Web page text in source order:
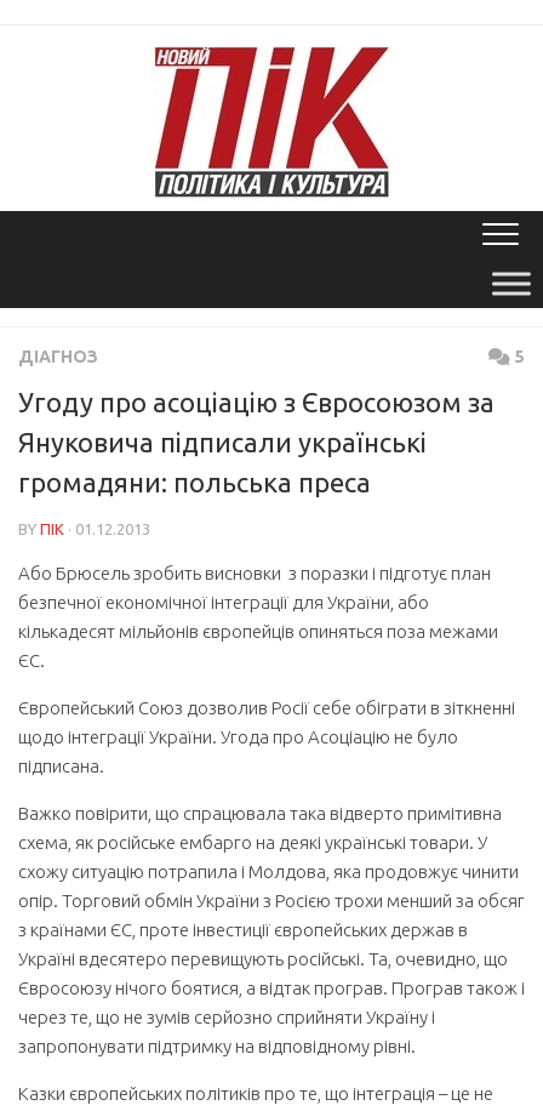
ДІАГНОЗ 5
Угоду про асоціацію з Євросоюзом за
Януковича підписали українські
громадяни: польська преса
BY ПІК · 01.12.2013
Або Брюсель зробить висновки з поразки і підготує план
безпечної економічної інтеграції для України, або
кількадесят мільйонів європейців опиняться поза межами
ЄС.
Європейський Союз дозволив Росії себе обіграти в зіткненні
щодо інтеграції України. Угода про Асоціацію не було
підписана.
Важко повірити, що спрацювала така відверто примітивна
схема, як російське ембарго на деякі українські товари. У
схожу ситуацію потрапила і Молдова, яка продовжує чинити
опір. Торговий обмін України з Росією трохи менший за обсяг
з країнами ЄС, проте інвестиції європейських держав в
Україні вдесятеро перевищують російські. Та, очевидно, що
Євросоюзу нічого боятися, а відтак програв. Програв також і
через те, що не зумів серйозно сприйняти Україну і
запропонувати підтримку на відповідному рівні.
Казки європейських політиків про те, що інтеграція – це не